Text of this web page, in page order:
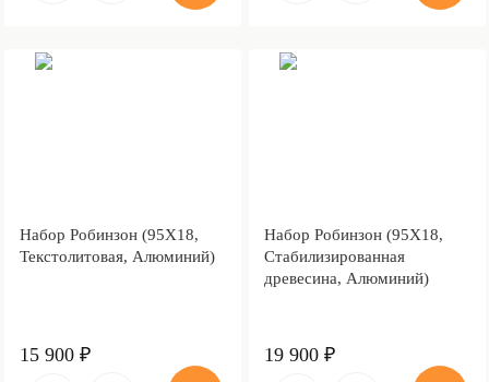
Набор Робинзон (95Х18,
Текстолитовая, Алюминий)
15 900 ₽
Набор Робинзон (95Х18,
Стабилизированная
древесина, Алюминий)
19 900 ₽